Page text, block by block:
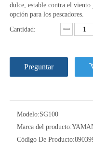
dulce, estable contra el
opción para los pescadores.
Cantidad:
Preguntar
Modelo:SG100
Marca del producto:
Código De Producto: